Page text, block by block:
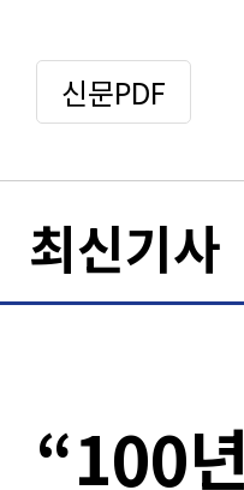
신문PDF
최신기사
“100